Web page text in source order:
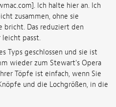
Ich halte hier an. Ich
zusammen, ohne sie
bricht. Das reduziert den
leicht passt.
Typs geschlossen und sie ist
wieder zum Stewart's Opera
Töpfe ist einfach, wenn Sie
und die Lochgrößen, in die